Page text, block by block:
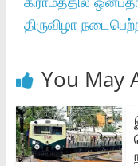
திருவிழா
You May